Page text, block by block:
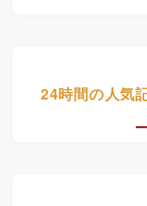
24時間の人気